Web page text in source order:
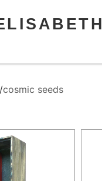
/cosmic seeds